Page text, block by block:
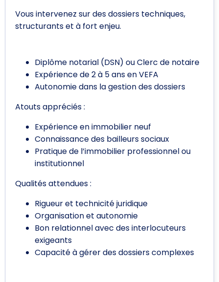
Vous intervenez sur des dossiers techniques,
structurants et à fort enjeu.
Diplôme notarial (DSN) ou Clerc de notaire
Expérience de 2 à 5 ans en VEFA
Autonomie dans la gestion des dossiers
Atouts appréciés :
Expérience en immobilier neuf
Connaissance des bailleurs sociaux
Pratique de l’immobilier professionnel ou
institutionnel
Qualités attendues :
Rigueur et technicité juridique
Organisation et autonomie
Bon relationnel avec des interlocuteurs
exigeants
Capacité à gérer des dossiers complexes